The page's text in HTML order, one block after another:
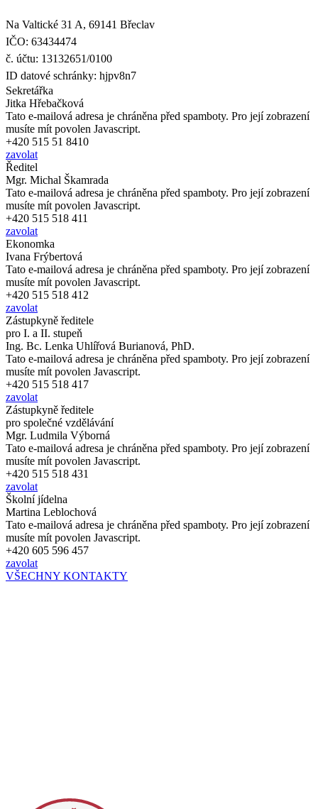
Na Valtické 31 A, 69141 Břeclav
IČO: 63434474
č. účtu: 13132651/0100
ID datové schránky: hjpv8n7
Sekretářka
Jitka Hřebačková
Tato e-mailová adresa je chráněna před spamboty. Pro její zobrazení
musíte mít povolen Javascript.
+420 515 51 8410
zavolat
Ředitel
Mgr. Michal Škamrada
Tato e-mailová adresa je chráněna před spamboty. Pro její zobrazení
musíte mít povolen Javascript.
+420 515 518 411
zavolat
Ekonomka
Ivana Frýbertová
Tato e-mailová adresa je chráněna před spamboty. Pro její zobrazení
musíte mít povolen Javascript.
+420 515 518 412
zavolat
Zástupkyně ředitele
pro I. a II. stupeň
Ing. Bc. Lenka Uhlířová Burianová, PhD.
Tato e-mailová adresa je chráněna před spamboty. Pro její zobrazení
musíte mít povolen Javascript.
+420 515 518 417
zavolat
Zástupkyně ředitele
pro společné vzdělávání
Mgr. Ludmila Výborná
Tato e-mailová adresa je chráněna před spamboty. Pro její zobrazení
musíte mít povolen Javascript.
+420 515 518 431
zavolat
Školní jídelna
Martina Leblochová
Tato e-mailová adresa je chráněna před spamboty. Pro její zobrazení
musíte mít povolen Javascript.
+420 605 596 457
zavolat
VŠECHNY KONTAKTY